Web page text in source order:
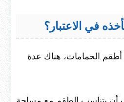
في الاعتبار؟
أطقم الحمامات، هناك عدة